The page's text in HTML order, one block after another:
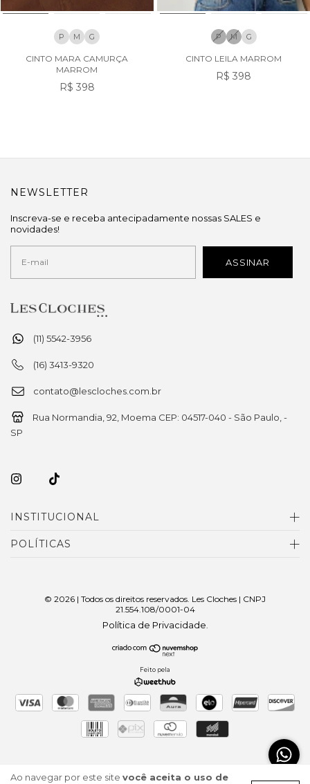
Ao navegar por este site você aceita o uso de
P M G
CINTO MARA CAMURÇA
MARROM
R$ 398
P M G
CINTO LEILA MARROM
R$ 398
(11) 5542-3956
(16) 3413-9320
contato@lescloches.com.br
Rua Normandia, 92, Moema CEP: 04517-040 - São Paulo, -
SP
INSTITUCIONAL
POLÍTICAS
NEWSLETTER
Inscreva-se e receba antecipadamente nossas SALES e
novidades!
© 2026 | Todos os direitos reservados. Les Cloches | CNPJ
21.554.108/0001-04
Política de Privacidade
Feito pela